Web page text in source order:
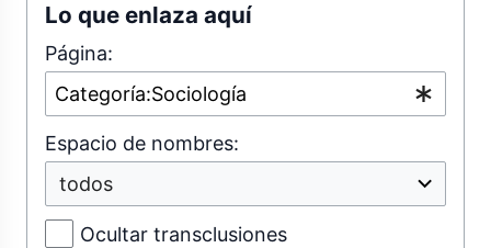
Lo que enlaza aquí
Página:
Espacio de nombres:
Ocultar transclusiones